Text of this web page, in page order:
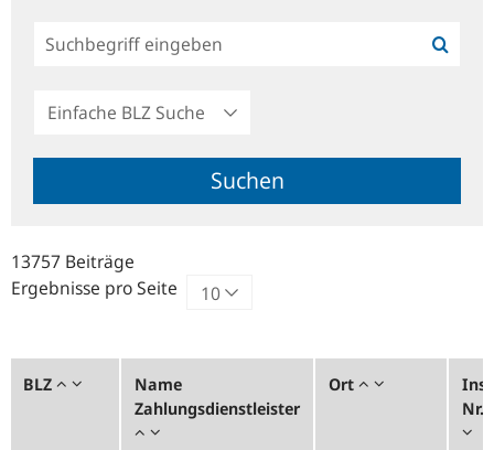
Einfache
Suche
Suchen
13757 Beiträge
Ergebnisse pro Seite
BLZ
Name
Zahlungsdienstleister
Ort
Nr.